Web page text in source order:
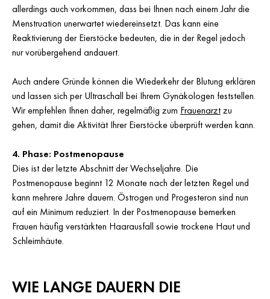
allerdings auch vorkommen, dass bei Ihnen nach einem Jahr die
Menstruation unerwartet wiedereinsetzt. Das kann eine
Reaktivierung der Eierstöcke bedeuten, die in der Regel jedoch
nur vorübergehend andauert.
Auch andere Gründe können die Wiederkehr der Blutung erklären
und lassen sich per Ultraschall bei Ihrem Gynäkologen feststellen.
Wir empfehlen Ihnen daher, regelmäßig zum Frauenarztzu
gehen, damit die Aktivität Ihrer Eierstöcke überprüft werden kann.
4. Phase: Postmenopause
Dies ist der letzte Abschnitt der Wechseljahre. Die
Postmenopause beginnt 12 Monate nach der letzten Regel und
kann mehrere Jahre dauern. Östrogen und Progesteron sind nun
auf ein Minimum reduziert. In der Postmenopause bemerken
Frauen häufig verstärkten Haarausfall sowie trockene Haut und
Schleimhäute.
WIE LANGE DAUERN DIE